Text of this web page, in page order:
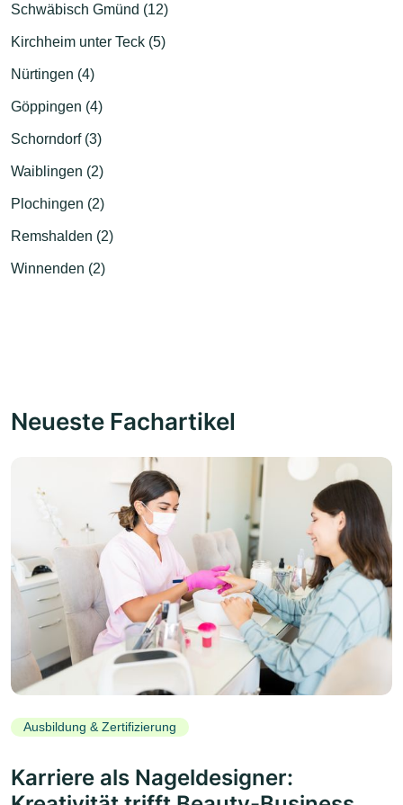
Schwäbisch Gmünd (12)
Kirchheim unter Teck (5)
Nürtingen (4)
Göppingen (4)
Schorndorf (3)
Waiblingen (2)
Plochingen (2)
Remshalden (2)
Winnenden (2)
Neueste Fachartikel
Ausbildung & Zertifizierung
Karriere als Nageldesigner: